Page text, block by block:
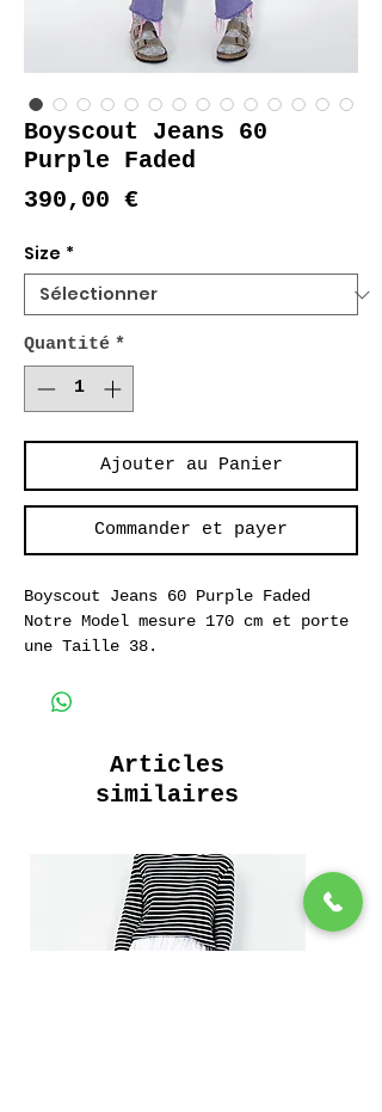
Boyscout Jeans 60
Purple Faded
390,00 €Prix
Size *
Quantité *
Ajouter au Panier
Commander et payer
Boyscout Jeans 60 Purple Faded
Notre Model mesure 170 cm et porte
une Taille 38.
Jeans Droit Taille Haute Coupé
Poids: 490 Grammes
Weight: 490 Grams
100% Cotton Twill
Articles
similaires